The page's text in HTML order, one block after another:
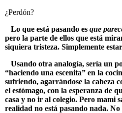
¿Perdón?
Lo que está pasando es que
pero la parte de ellos que está
siquiera tristeza. Simplemente
Usando otra analogía, sería un
“haciendo una escenita” en la
sufriendo, agarrándose la cabeza
el estómago, con la esperanza de
casa y no ir al colegio. Pero mami
realidad no está pasando nada. No